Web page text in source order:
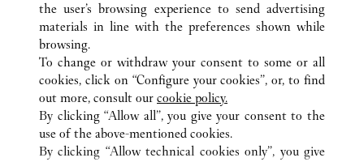
CUSTOMER CARE
CONTACT US
OUR COMPANY
CAREERS
the user’s browsing experience to send advertising
materials in line with the preferences shown while
browsing.
To change or withdraw your consent to some or all
cookies, click on “Configure your cookies”, or, to find
out more, consult our cookie policy.
By clicking “Allow all”, you give your consent to the
use of the above-mentioned cookies.
By clicking “Allow technical cookies only”, you give